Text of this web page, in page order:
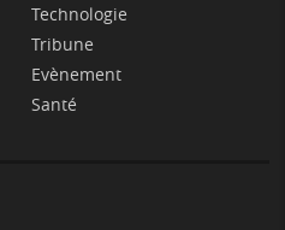
Technologie
Tribune
Evènement
Santé